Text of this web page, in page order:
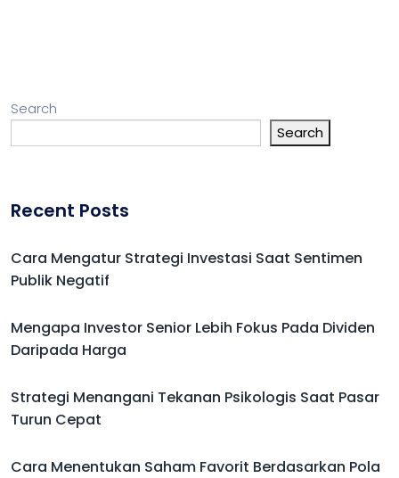
Search
Search
Recent Posts
Cara Mengatur Strategi Investasi Saat Sentimen
Publik Negatif
Mengapa Investor Senior Lebih Fokus Pada Dividen
Daripada Harga
Strategi Menangani Tekanan Psikologis Saat Pasar
Turun Cepat
Cara Menentukan Saham Favorit Berdasarkan Pola